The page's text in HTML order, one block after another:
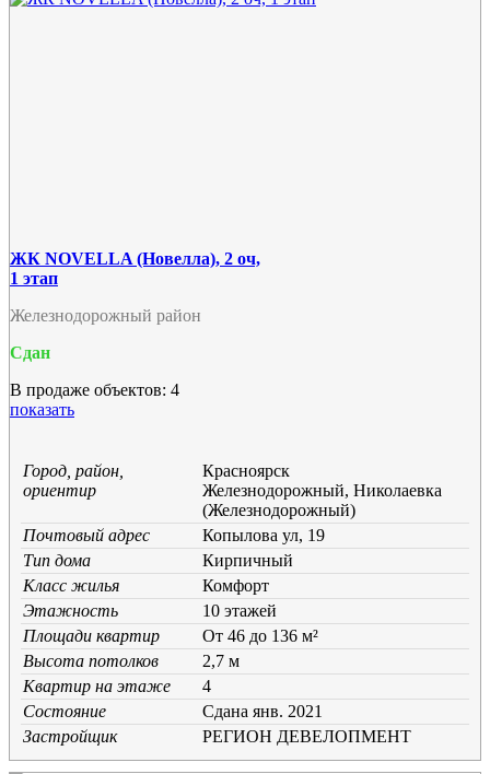
ЖК NOVELLA (Новелла), 2 оч,
1 этап
Железнодорожный район
Сдан
В продаже объектов: 4
показать
Город, район,
ориентир
Красноярск
Железнодорожный, Николаевка
(Железнодорожный)
Почтовый адрес
Копылова ул, 19
Тип дома
Кирпичный
Класс жилья
Комфорт
Этажность
10 этажей
Площади квартир
От 46 до 136 м²
Высота потолков
2,7 м
Квартир на этаже
4
Состояние
Cдана янв. 2021
Застройщик
РЕГИОН ДЕВЕЛОПМЕНТ